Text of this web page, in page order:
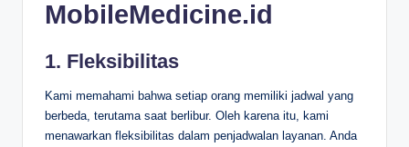
MobileMedicine.id
1. Fleksibilitas
Kami memahami bahwa setiap orang memiliki jadwal yang
berbeda, terutama saat berlibur. Oleh karena itu, kami
menawarkan fleksibilitas dalam penjadwalan layanan. Anda